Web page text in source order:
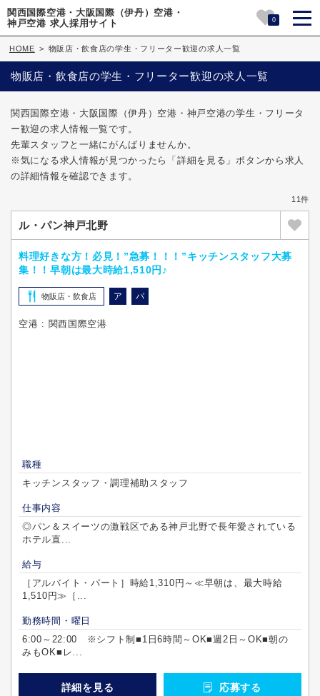
関西国際空港・大阪国際（伊丹）空港・
神戸空港 求人採用サイト
0
HOME > 物販店・飲食店の学生・フリーター歓迎の求人一覧
物販店・飲食店の学生・フリーター歓迎の求人一覧
関西国際空港・大阪国際（伊丹）空港・神戸空港の学生・フリータ
ー歓迎の求人情報一覧です。
先輩スタッフと一緒にがんばりませんか。
※気になる求人情報が見つかったら「詳細を見る」ボタンから求人
の詳細情報を確認できます。
11件
ル・パン神戸北野
料理好きな方！必見！”急募！！！”キッチンスタッフ大募
集！！早朝は最大時給1,510円♪
物販店・飲食店 ア パ
空港 : 関西国際空港
職種
キッチンスタッフ・調理補助スタッフ
仕事内容
◎パン＆スイーツの激戦区である神戸北野で長年愛されている
ホテル直...
給与
［アルバイト・パート］時給1,310円～≪早朝は、最大時給
1,510円≫［...
勤務時間・曜日
6:00～22:00 ※シフト制■1日6時間～OK■週2日～OK■朝の
みもOK■レ...
詳細を見る 応募する